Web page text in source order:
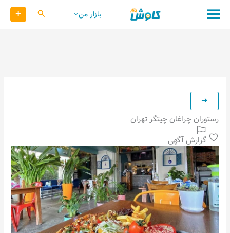
محتوا
بازار من کاوش +
رستوران چراغان چیتگر تهران
گزارش آگهی